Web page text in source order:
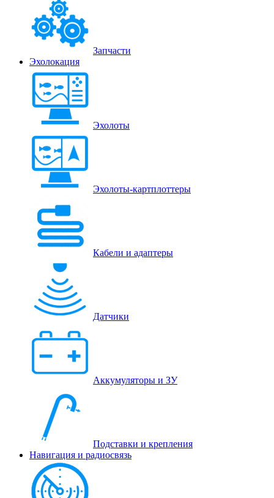
Запчасти
Эхолокация
Эхолоты
Эхолоты-картплоттеры
Кабели и адаптеры
Датчики
Аккумуляторы и ЗУ
Подставки и крепления
Навигация и радиосвязь